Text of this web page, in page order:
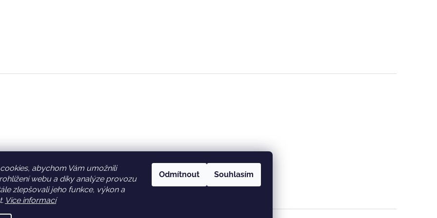
abychom Vám umožnili
webu a díky analýze provozu
zlepšovali jeho funkce, výkon a
Více informací
Odmítnout Souhlasím
Facebook Věrnostní slevy